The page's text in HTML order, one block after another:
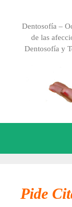
Dentosofía –
de las
Dentosofía y
Pide